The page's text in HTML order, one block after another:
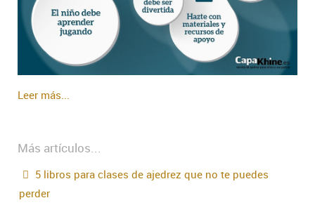
Leer más...
Más artículos...
5 libros para clases de ajedrez que no te puedes
perder